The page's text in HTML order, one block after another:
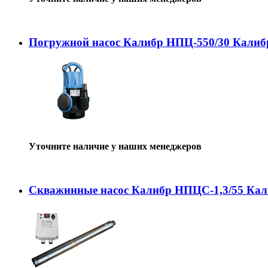
Погружной насос Калибр НПЦ-550/30
Уточните наличие у наших менеджеров
Скважинные насос Калибр НПЦС-1,3/55